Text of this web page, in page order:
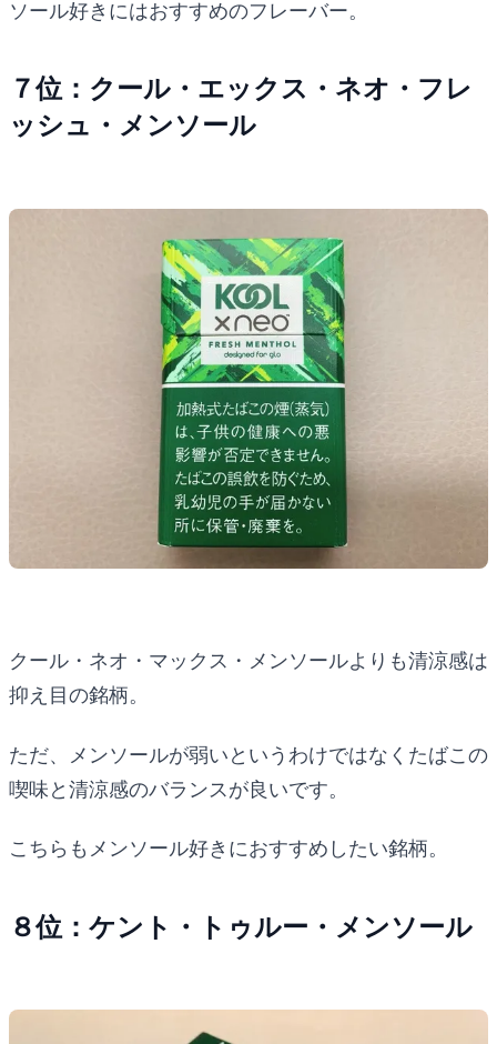
ソール好きにはおすすめのフレーバー。
７位：クール・エックス・ネオ・フレ
ッシュ・メンソール
クール・ネオ・マックス・メンソールよりも清涼感は
抑え目の銘柄。
ただ、メンソールが弱いというわけではなくたばこの
喫味と清涼感のバランスが良いです。
こちらもメンソール好きにおすすめしたい銘柄。
８位：ケント・トゥルー・メンソール